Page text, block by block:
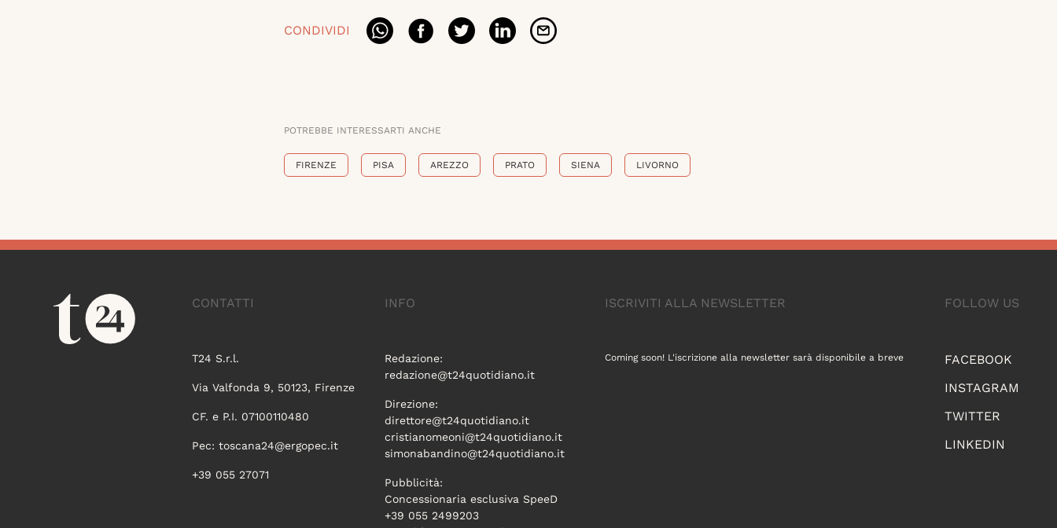
CONDIVIDI
POTREBBE INTERESSARTI ANCHE
FIRENZE PISA AREZZO PRATO SIENA LIVORNO
CONTATTI
T24 S.r.l.
Via Valfonda 9, 50123, Firenze
CF. e P.I. 07100110480
Pec: toscana24@ergopec.it
+39 055 27071
INFO
Redazione:
redazione@t24quotidiano.it
Direzione:
direttore@t24quotidiano.it
cristianomeoni@t24quotidiano.it
simonabandino@t24quotidiano.it
Pubblicità:
Concessionaria esclusiva SpeeD
+39 055 2499203
FOLLOW US
FACEBOOK
INSTAGRAM
TWITTER
LINKEDIN
ISCRIVITI ALLA NEWSLETTER
Coming soon! L'iscrizione alla newsletter sarà disponibile a breve